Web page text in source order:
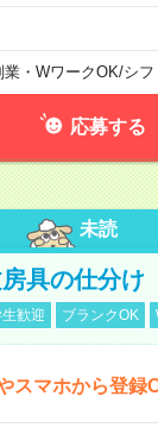
業・WワークOK/シフ
応募する
未読
具の仕分け
歓迎 ブランクOK
スマホから登